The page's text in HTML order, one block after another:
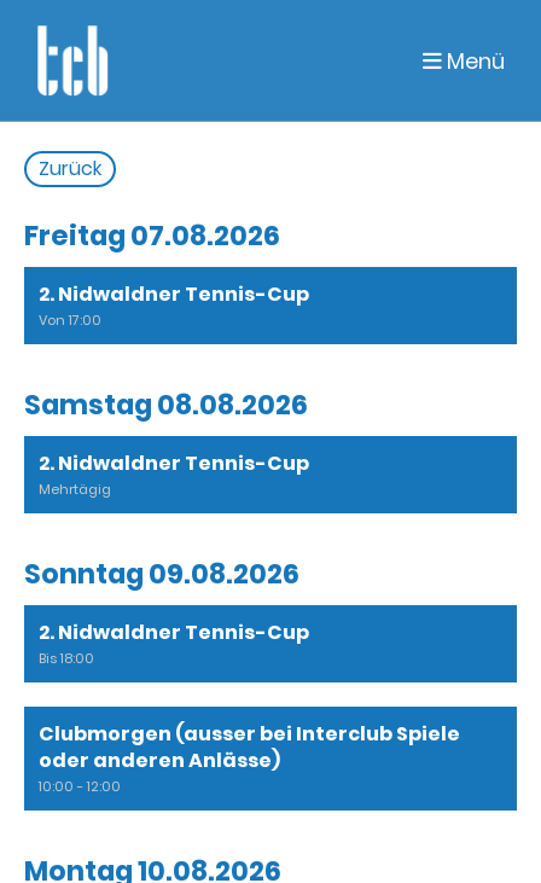
Menü
Zurück
Freitag 07.08.2026
2. Nidwaldner Tennis-Cup
Von 17:00
Samstag 08.08.2026
2. Nidwaldner Tennis-Cup
Mehrtägig
Sonntag 09.08.2026
2. Nidwaldner Tennis-Cup
Bis 18:00
Clubmorgen (ausser bei Interclub Spiele
oder anderen Anlässe)
10:00 - 12:00
Montag 10.08.2026